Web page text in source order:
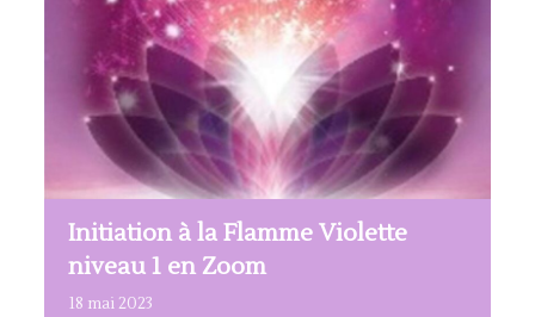
Initiation à la Flamme Violette
niveau 1 en Zoom
18 mai 2023